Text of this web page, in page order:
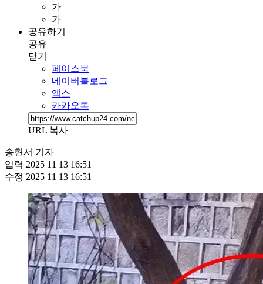
가
가
공유하기
공유
닫기
페이스북
네이버블로그
엑스
카카오톡
URL 복사
송현서 기자
입력 2025 11 13 16:51
수정 2025 11 13 16:51